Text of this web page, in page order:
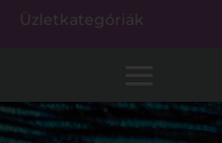
Üzletkategóriák